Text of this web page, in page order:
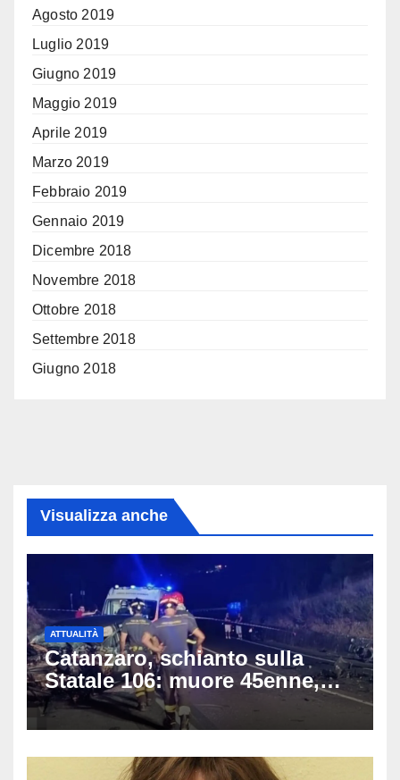
Agosto 2019
Luglio 2019
Giugno 2019
Maggio 2019
Aprile 2019
Marzo 2019
Febbraio 2019
Gennaio 2019
Dicembre 2018
Novembre 2018
Ottobre 2018
Settembre 2018
Giugno 2018
Visualizza anche
ATTUALITÀ
Catanzaro, schianto sulla
Statale 106: muore 45enne,
coinvolti un’auto, un suv e
una moto